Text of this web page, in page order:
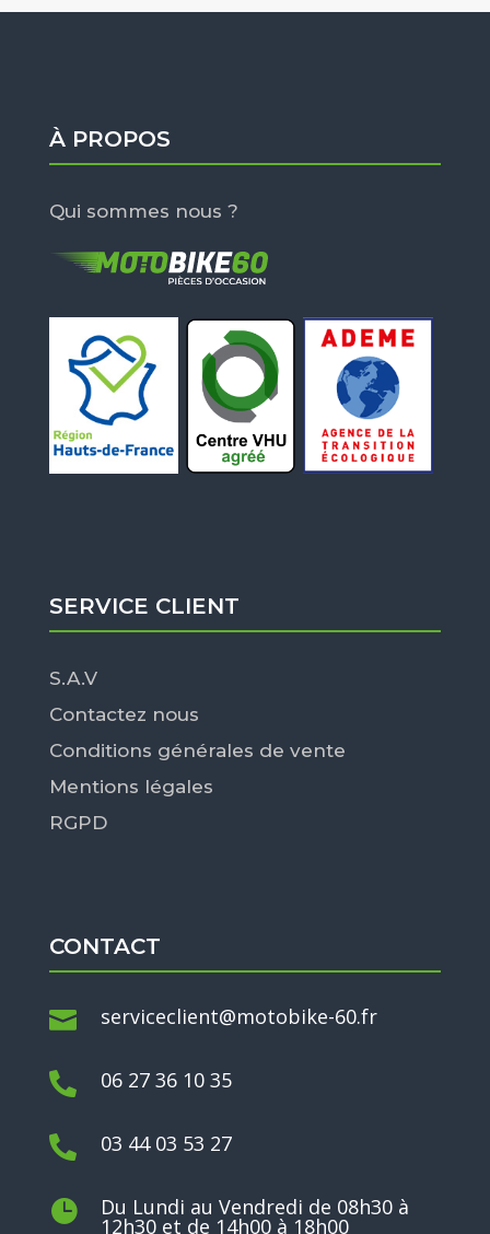
À PROPOS
Qui sommes nous ?
SERVICE CLIENT
S.A.V
Contactez nous
Conditions générales de vente
Mentions légales
RGPD
CONTACT
 serviceclient@motobike-60.fr
 06 27 36 10 35
 03 44 03 53 27
 Du Lundi au Vendredi de 08h30 à
12h30 et de 14h00 à 18h00